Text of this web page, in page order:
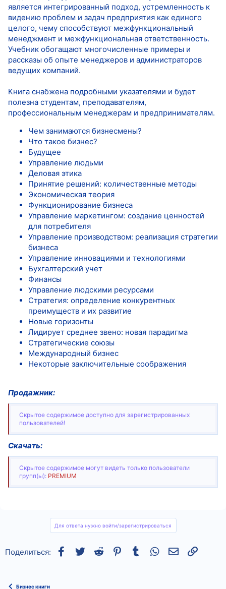
является интегрированный подход, устремленность к
видению проблем и задач предприятия как единого
целого, чему способствуют межфункциональный
менеджмент и межфункциональная ответственность.
Учебник обогащают многочисленные примеры и
рассказы об опыте менеджеров и администраторов
ведущих компаний.
Книга снабжена подробными указателями и будет
полезна студентам, преподавателям,
профессиональным менеджерам и предпринимателям.
Чем занимаются бизнесмены?
Что такое бизнес?
Будущее
Управление людьми
Деловая этика
Принятие решений: количественные методы
Экономическая теория
Функционирование бизнеса
Управление маркетингом: создание ценностей
для потребителя
Управление производством: реализация стратегии
бизнеса
Управление инновациями и технологиями
Бухгалтерский учет
Финансы
Управление людскими ресурсами
Стратегия: определение конкурентных
преимуществ и их развитие
Новые горизонты
Лидирует среднее звено: новая парадигма
Стратегические союзы
Международный бизнес
Некоторые заключительные соображения
Продажник:
Скрытое содержимое доступно для зарегистрированных
пользователей!
Скачать:
Скрытое содержимое могут видеть только пользователи
групп(ы): PREMIUM
Для ответа нужно войти/зарегистрироваться
Поделиться: Facebook
TwitterReddit Pinterest
Tumblr WhatsAppСсылка
Бизнес книги